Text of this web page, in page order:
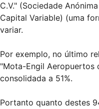
C.V." (Sociedade
Capital Variable) (uma
variar.
Por exemplo, no último
"Mota-Engil Aeropuertos
consolidada a 51%.
Portanto quanto destes